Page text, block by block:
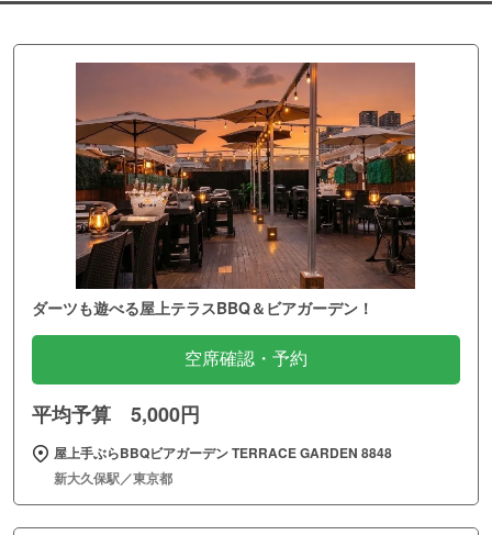
ダーツも遊べる屋上テラスBBQ＆ビアガーデン！
空席確認・予約
平均予算 5,000円
屋上手ぶらBBQビアガーデン TERRACE GARDEN 8848
新大久保駅／東京都